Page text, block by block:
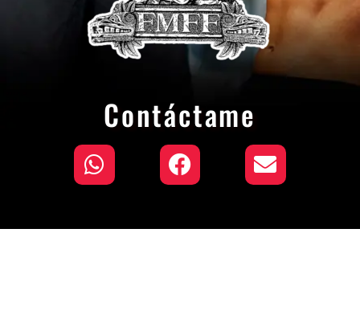
Contáctame